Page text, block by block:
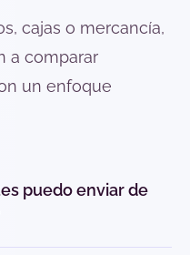
cajas o mercancía,
a comparar
un enfoque
puedo enviar de